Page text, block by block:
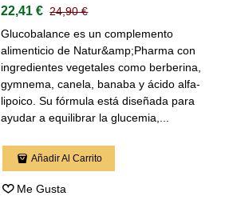
22,41 € 24,90 €
Glucobalance es un complemento
alimenticio de Natur&amp;Pharma con
ingredientes vegetales como berberina,
gymnema, canela, banaba y ácido alfa-
lipoico. Su fórmula está diseñada para
ayudar a equilibrar la glucemia,...
Añadir Al Carrito
Me Gusta